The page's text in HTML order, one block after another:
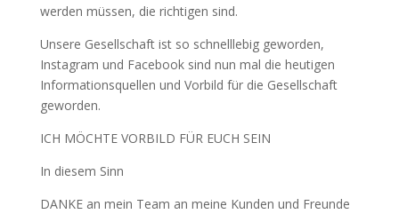
werden müssen, die richtigen sind.
Unsere Gesellschaft ist so schnelllebig geworden,
Instagram und Facebook sind nun mal die heutigen
Informationsquellen und Vorbild für die Gesellschaft
geworden.
ICH MÖCHTE VORBILD FÜR EUCH SEIN
In diesem Sinn
DANKE an mein Team an meine Kunden und Freunde